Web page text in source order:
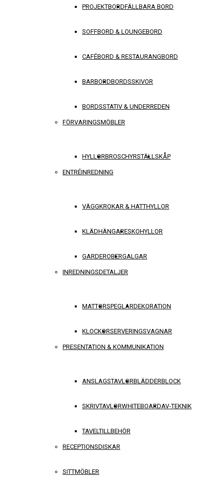
PROJEKTBORDFÄLLBARA BORD
SOFFBORD & LOUNGEBORD
CAFÉBORD & RESTAURANGBORD
BARBORDBORDSSKIVOR
BORDSSTATIV & UNDERREDEN
FÖRVARINGSMÖBLER
HYLLORBROSCHYRSTÄLLSKÅP
ENTRÉINREDNING
VÄGGKROKAR & HATTHYLLOR
KLÄDHÄNGARESKOHYLLOR
GARDEROBERGALGAR
INREDNINGSDETALJER
MATTORSPEGLARDEKORATION
KLOCKORSERVERINGSVAGNAR
PRESENTATION & KOMMUNIKATION
ANSLAGSTAVLORBLÄDDERBLOCK
SKRIVTAVLORWHITEBOARDAV-TEKNIK
TAVELTILLBEHÖR
RECEPTIONSDISKAR
SITTMÖBLER